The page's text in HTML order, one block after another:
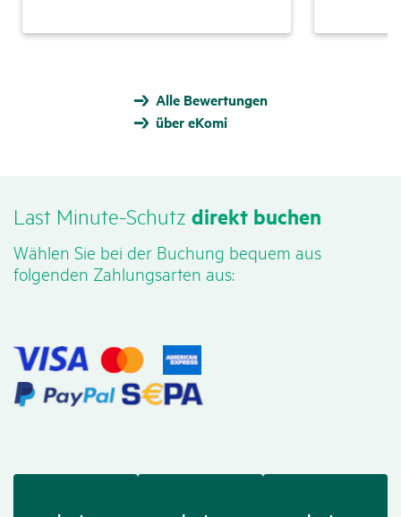
Alle Bewertungen
über eKomi
Last Minute-Schutz direkt buchen
Wählen Sie bei der Buchung bequem aus
folgenden Zahlungsarten aus: